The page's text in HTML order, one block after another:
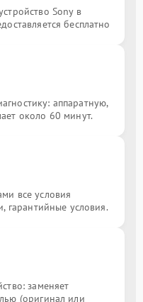
Sony в
бесплатно
аппаратную,
около 60 минут.
все условия
гарантийные условия.
заменяет
(оригинал или